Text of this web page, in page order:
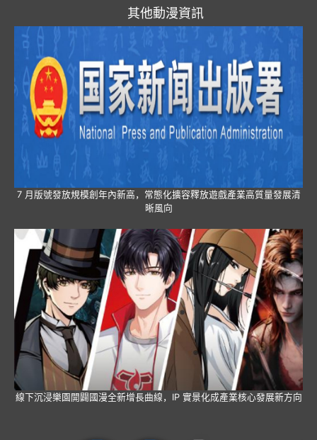
其他動漫資訊
7 月版號發放規模創年內新高，常態化擴容釋放遊戲產業高質量發展清
晰風向
線下沉浸樂園開闢國漫全新增長曲線，IP 實景化成產業核心發展新方向